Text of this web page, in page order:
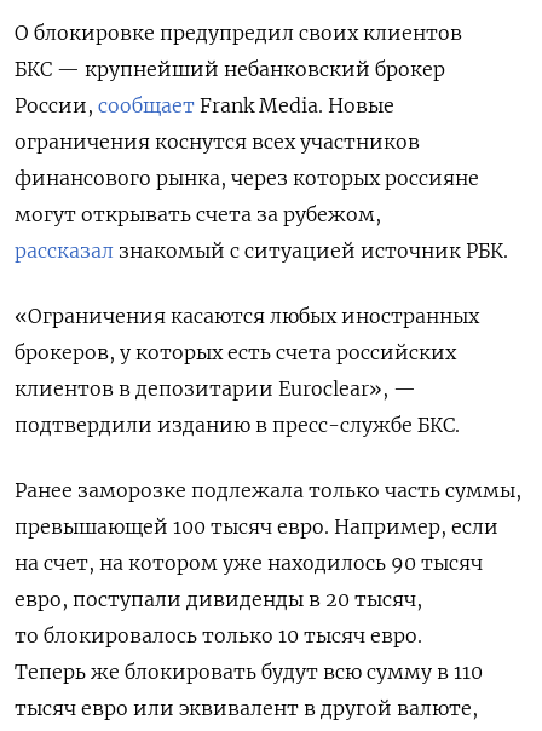
О блокировке предупредил своих клиентов
БКС — крупнейший небанковский брокер
России, сообщает Frank Media. Новые
ограничения коснутся всех участников
финансового рынка, через которых россияне
могут открывать счета за рубежом,
рассказал знакомый с ситуацией источник РБК.
«Ограничения касаются любых иностранных
брокеров, у которых есть счета российских
клиентов в депозитарии Euroclear», —
подтвердили изданию в пресс-службе БКС.
Ранее заморозке подлежала только часть суммы,
превышающей 100 тысяч евро. Например, если
на счет, на котором уже находилось 90 тысяч
евро, поступали дивиденды в 20 тысяч,
то блокировалось только 10 тысяч евро.
Теперь же блокировать будут всю сумму в 110
тысяч евро или эквивалент в другой валюте,